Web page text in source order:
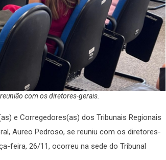
com os diretores-gerais.
e Corregedores(as) dos Tribunais Regionais
Aureo Pedroso, se reuniu com os diretores-
feira, 26/11, ocorreu na sede do Tribunal